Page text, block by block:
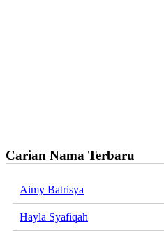
Carian Nama Terbaru
Aimy Batrisya
Hayla Syafiqah